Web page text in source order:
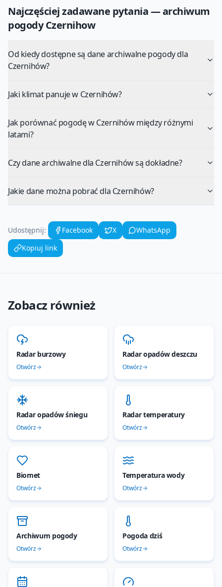
Najczęściej zadawane pytania — archiwum
pogodyCzernihow
Od kiedy dostępne są dane archiwalne pogody dla
Czernihów?
Jaki klimat panuje w Czernihów?
Jak porównać pogodę w Czernihów między różnymi
latami?
Czy dane archiwalne dla Czernihów są dokładne?
Jakie dane można pobrać dla Czernihów?
Udostępnij: Facebook X
WhatsApp
Kopiuj link
Zobacz również
Radar burzowy
Otwórz
Radar opadów deszczu
Otwórz
Radar opadów śniegu
Otwórz
Radar temperatury
Otwórz
Biomet
Otwórz
Temperatura wody
Otwórz
Archiwum pogody
Otwórz
Pogoda dziś
Otwórz